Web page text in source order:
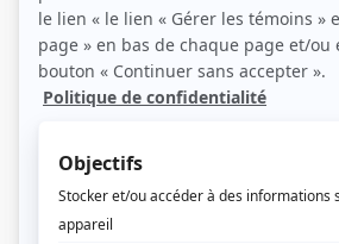
brillante carrière péricliter à cause de son
perdu le feu sacré et c'est sans enthousiasme
ville isolée du Nord québécois, Grande Ourse. De
beaucoup de temps pour que des événements
aussi belle que mystérieuse ne retiennent
(Source: Radio-Canada)
Liens